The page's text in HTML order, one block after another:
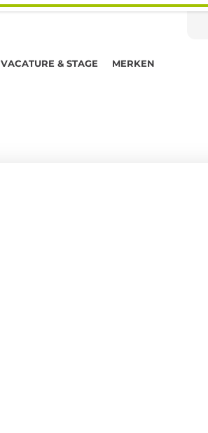
VACATURE & STAGE MERKEN